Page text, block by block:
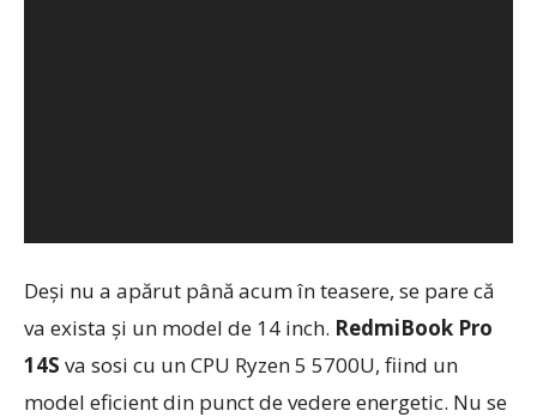
Deși nu a apărut până acum în teasere, se pare că
va exista și un model de 14 inch. RedmiBook Pro
14S va sosi cu un CPU Ryzen 5 5700U, fiind un
model eficient din punct de vedere energetic. Nu se